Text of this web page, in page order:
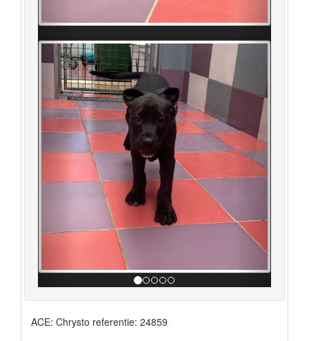
ACE: Chrysto referentie: 24859